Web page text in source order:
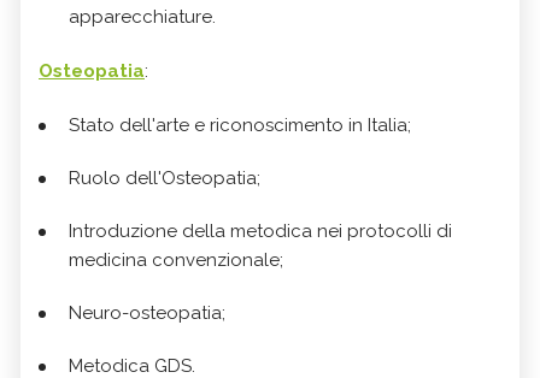
apparecchiature.
Osteopatia:
Stato dell'arte e riconoscimento in Italia;
Ruolo dell'Osteopatia;
Introduzione della metodica nei protocolli di
medicina convenzionale;
Neuro-osteopatia;
Metodica GDS.